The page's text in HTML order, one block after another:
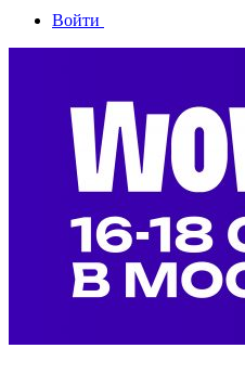
Войти